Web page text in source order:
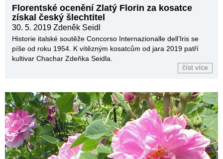
Florentské ocenění Zlatý Florin za kosatce
získal český šlechtitel
30. 5. 2019 Zdeněk Seidl
Historie italské soutěže Concorso Internazionalle dell’Iris se
píše od roku 1954. K vítězným kosatcům od jara 2019 patří
kultivar Chachar Zdeňka Seidla.
číst více